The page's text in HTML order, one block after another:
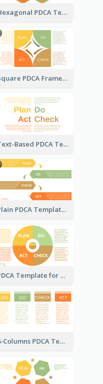
Hexagonal PDCA Template
Square PDCA Framework Template
Text-Based PDCA Template
Plain PDCA Template
PDCA Template for Business
4-Columns PDCA Template